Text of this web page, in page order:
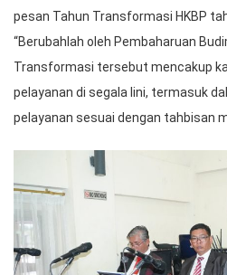
pesan Tahun Transformasi HKBP
“Berubahlah oleh Pembaharuan
Transformasi tersebut mencakup
pelayanan di segala lini, termasuk
pelayanan sesuai dengan tahbisan